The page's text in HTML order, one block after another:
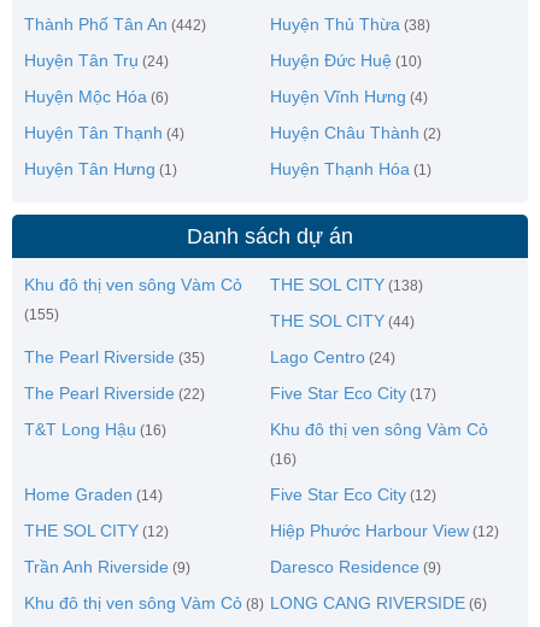
Thành Phố Tân An (442) Huyện Thủ Thừa (38)
Huyện Tân Trụ (24) Huyện Đức Huệ (10)
Huyện Mộc Hóa (6) Huyện Vĩnh Hưng (4)
Huyện Tân Thạnh (4) Huyện Châu Thành (2)
Huyện Tân Hưng (1) Huyện Thạnh Hóa (1)
Danh sách dự án
Khu đô thị ven sông Vàm Cỏ
(155)
THE SOL CITY (138)
THE SOL CITY (44)
The Pearl Riverside (35) Lago Centro (24)
The Pearl Riverside (22) Five Star Eco City (17)
T&T Long Hậu (16) Khu đô thị ven sông Vàm Cỏ
(16)
Home Graden (14) Five Star Eco City (12)
THE SOL CITY (12) Hiệp Phước Harbour View (12)
Trần Anh Riverside (9) Daresco Residence (9)
Khu đô thị ven sông Vàm Cỏ (8) LONG CANG RIVERSIDE (6)